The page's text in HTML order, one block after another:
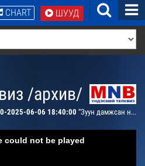
ШУУД
CHART
/архив/
2025-06-06 18:40:00 “Зуун дамжсан нөхөрлөл”
could not be played